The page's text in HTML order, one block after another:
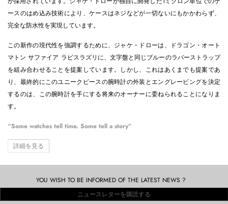
ースのはめ込み技術により、ケースはネジなどが一切ないにもかかわらず、
完全な防水性を実現しています。
この新作の現代性を強調するために、ジャケ・ドローは、ドラゴン・オート
マトン サファイア ラピスラズリに、文字盤と同じブルーのラバーストラップ
を組み合わせることを提案しています。しかし、これはあくまでも提案であ
り、最終的にこのユニークピースの腕時計の外装とエングレービングを決定
するのは、この腕時計を手にする将来のオーナーに委ねられることになりま
す。
“Some watches tell time. Some tell a story”
詳細を見る
YOU WISH TO BE INFORMED OF THE LATEST NEWS ?
ニュースレターを購読する